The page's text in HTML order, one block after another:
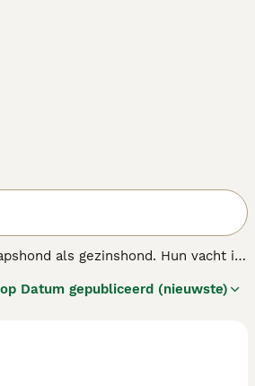
als gezinshond. Hun vacht is
Datum gepubliceerd (nieuwste)